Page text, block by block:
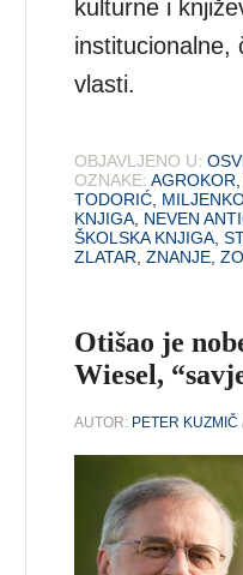
kulturne i
institucionalne,
vlasti.
OBJAVLJENO U:
OZNAKE: AGROKOR
TODORIĆ
KNJIGA NEVEN
ŠKOLSKA KNJIGA ,
ZLATAR ,ZNANJE ,
Otišao je
Wiesel,
AUTOR: PETER KUZMIČ